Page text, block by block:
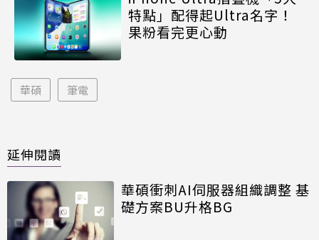
特點」配得起Ultra名字！
果粉看完更心動
華碩 筆電
延伸閱讀
華碩衝刺AI伺服器組織調整 基
礎方案BU升格BG